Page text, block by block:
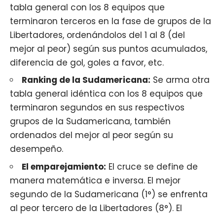
tabla general con los 8 equipos que
terminaron terceros en la fase de grupos de la
Libertadores, ordenándolos del 1 al 8 (del
mejor al peor) según sus puntos acumulados,
diferencia de gol, goles a favor, etc.
Ranking de la Sudamericana: Se arma otra
tabla general idéntica con los 8 equipos que
terminaron segundos en sus respectivos
grupos de la Sudamericana, también
ordenados del mejor al peor según su
desempeño.
El emparejamiento: El cruce se define de
manera matemática e inversa. El mejor
segundo de la Sudamericana (1°) se enfrenta
al peor tercero de la Libertadores (8°). El